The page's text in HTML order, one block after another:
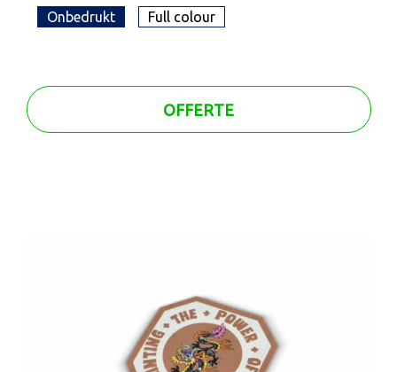
Onbedrukt Full colour
OFFERTE